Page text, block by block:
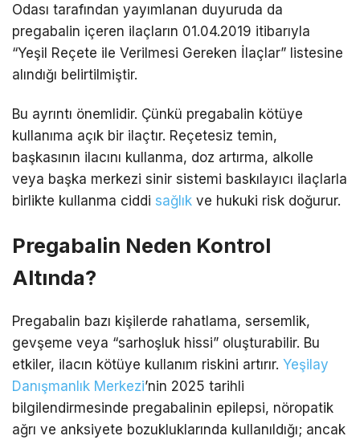
Odası tarafından yayımlanan duyuruda da
pregabalin içeren ilaçların 01.04.2019 itibarıyla
“Yeşil Reçete ile Verilmesi Gereken İlaçlar” listesine
alındığı belirtilmiştir.
Bu ayrıntı önemlidir. Çünkü pregabalin kötüye
kullanıma açık bir ilaçtır. Reçetesiz temin,
başkasının ilacını kullanma, doz artırma, alkolle
veya başka merkezi sinir sistemi baskılayıcı ilaçlarla
birlikte kullanma ciddi sağlık ve hukuki risk doğurur.
Pregabalin Neden Kontrol
Altında?
Pregabalin bazı kişilerde rahatlama, sersemlik,
gevşeme veya “sarhoşluk hissi” oluşturabilir. Bu
etkiler, ilacın kötüye kullanım riskini artırır. Yeşilay
Danışmanlık Merkezi’nin 2025 tarihli
bilgilendirmesinde pregabalinin epilepsi, nöropatik
ağrı ve anksiyete bozukluklarında kullanıldığı; ancak